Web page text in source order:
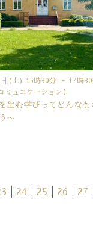
(土) 15時30分 ～ 17時30
ミュニケーション】
生む学びってどんなも
〜
24│ 25 26 27